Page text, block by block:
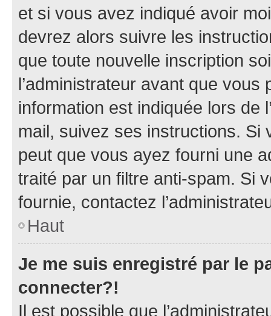
et si vous avez indiqué avoir
devrez alors suivre les
que toute nouvelle inscription
l’administrateur avant que
information est indiquée lors de
mail, suivez ses instructions. Si
peut que vous ayez fourni une
traité par un filtre anti-spam. Si
fournie, contactez
Haut
Je me suis enregistré par le
connecter?!
Il est possible que